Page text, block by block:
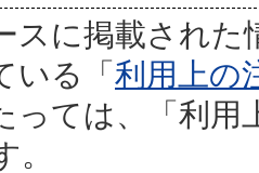
スに掲載された
いる「利用上の
っては、「利